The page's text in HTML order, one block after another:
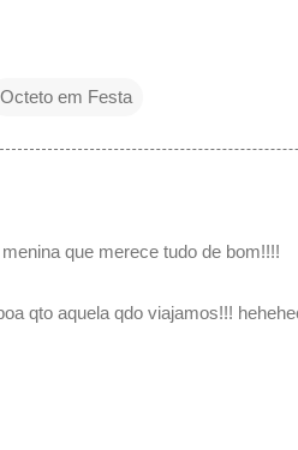
Octeto em Festa
que merece tudo de bom!!!!
qto aquela qdo viajamos!!!